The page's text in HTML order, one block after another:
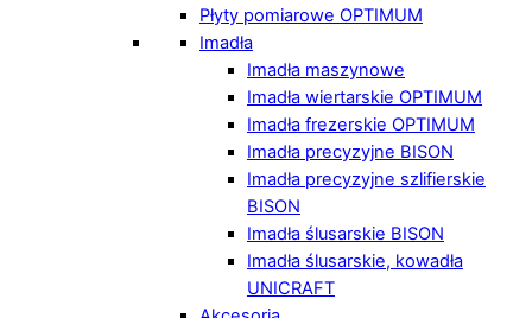
Płyty pomiarowe OPTIMUM
Imadła
Imadła maszynowe
Imadła wiertarskie OPTIMUM
Imadła frezerskie OPTIMUM
Imadła precyzyjne BISON
Imadła precyzyjne szlifierskie
BISON
Imadła ślusarskie BISON
Imadła ślusarskie, kowadła
UNICRAFT